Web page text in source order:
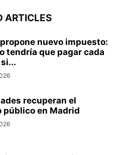
ARTICLES
nuevo impuesto:
tendría que pagar cada
recuperan el
público en Madrid